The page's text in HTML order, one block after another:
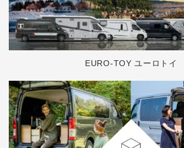
EURO-TOY ユーロトイ